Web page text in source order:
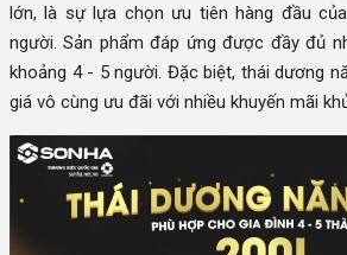
lớn, là sự lựa chọn ưu tiên hàng đầu
người. Sản phẩm đáp ứng được đầy đủ
khoảng 4 - 5 người. Đặc biệt, thái dương
giá vô cùng ưu đãi với nhiều khuyến mãi